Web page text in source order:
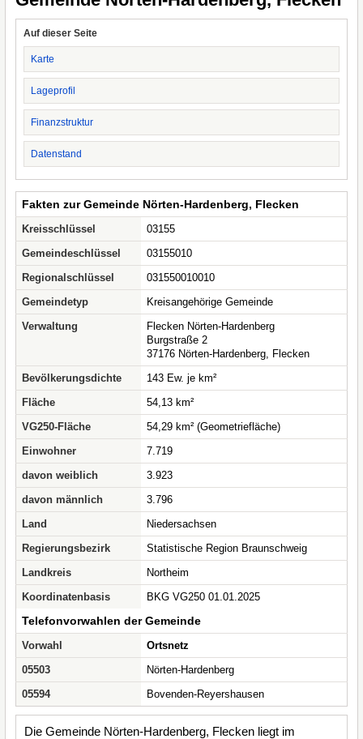
Auf dieser Seite
Karte
Lageprofil
Finanzstruktur
Datenstand
Fakten zur Gemeinde Nörten-Hardenberg, Flecken
Kreisschlüssel
03155
Gemeindeschlüssel
03155010
Regionalschlüssel
031550010010
Gemeindetyp
Kreisangehörige Gemeinde
Verwaltung
Flecken Nörten-Hardenberg
Burgstraße 2
37176 Nörten-Hardenberg, Flecken
Bevölkerungsdichte
143 Ew. je km²
Fläche
54,13 km²
VG250-Fläche
54,29 km² (Geometriefläche)
Einwohner
7.719
davon weiblich
3.923
davon männlich
3.796
Land
Niedersachsen
Regierungsbezirk
Statistische Region Braunschweig
Landkreis
Northeim
Koordinatenbasis
BKG VG250 01.01.2025
Telefonvorwahlen der Gemeinde
Vorwahl
Ortsnetz
05503
Nörten-Hardenberg
05594
Bovenden-Reyershausen
Die Gemeinde Nörten-Hardenberg, Flecken liegt im